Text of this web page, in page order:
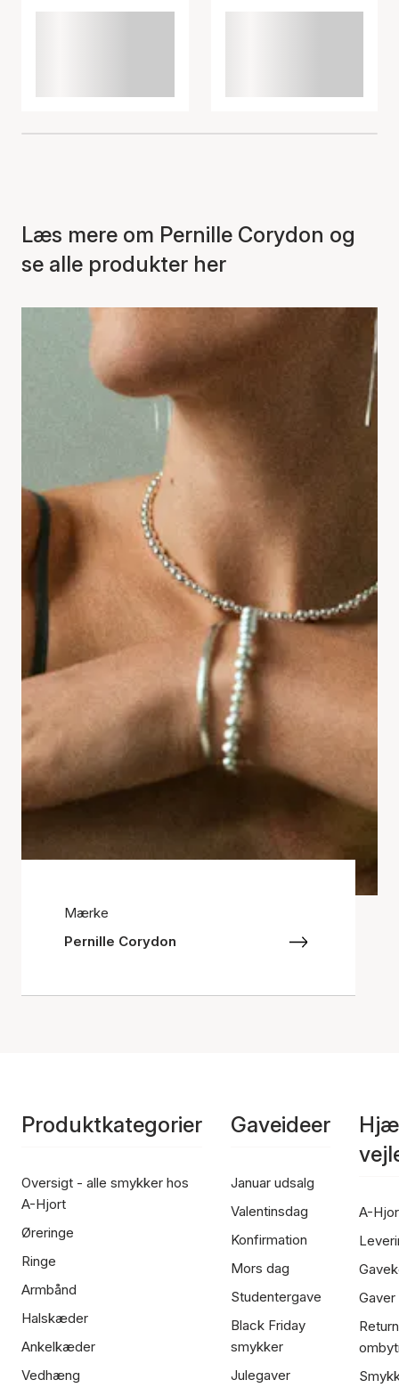
Læs mere om Pernille Corydon og
se alle produkter her
Mærke
Pernille Corydon
Produktkategorier
Oversigt - alle smykker hos
A-Hjort
Øreringe
Ringe
Armbånd
Halskæder
Ankelkæder
Vedhæng
Gaveideer
Januar udsalg
Valentinsdag
Konfirmation
Mors dag
Studentergave
Black Friday
smykker
Julegaver
A-